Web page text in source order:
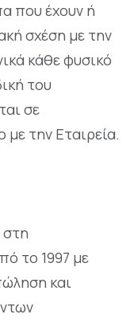
που έχουν ή
σχέση με την
κάθε φυσικό
του
σε
με την Εταιρεία.
στη
το 1997 με
και